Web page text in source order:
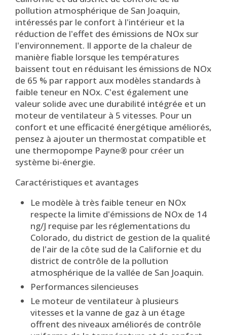
pollution atmosphérique de San Joaquin,
intéressés par le confort à l'intérieur et la
réduction de l'effet des émissions de NOx sur
l'environnement. Il apporte de la chaleur de
manière fiable lorsque les températures
baissent tout en réduisant les émissions de NOx
de 65 % par rapport aux modèles standards à
faible teneur en NOx. C'est également une
valeur solide avec une durabilité intégrée et un
moteur de ventilateur à 5 vitesses. Pour un
confort et une efficacité énergétique améliorés,
pensez à ajouter un thermostat compatible et
une thermopompe Payne® pour créer un
système bi-énergie.
Caractéristiques et avantages
Le modèle à très faible teneur en NOx
respecte la limite d'émissions de NOx de 14
ng/J requise par les réglementations du
Colorado, du district de gestion de la qualité
de l'air de la côte sud de la Californie et du
district de contrôle de la pollution
atmosphérique de la vallée de San Joaquin.
Performances silencieuses
Le moteur de ventilateur à plusieurs
vitesses et la vanne de gaz à un étage
offrent des niveaux améliorés de contrôle